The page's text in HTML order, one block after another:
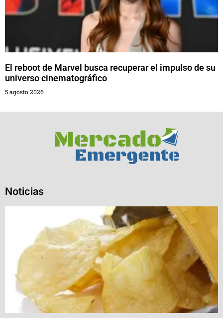
El reboot de Marvel busca recuperar el impulso de su
universo cinematográfico
5 agosto 2026
Noticias